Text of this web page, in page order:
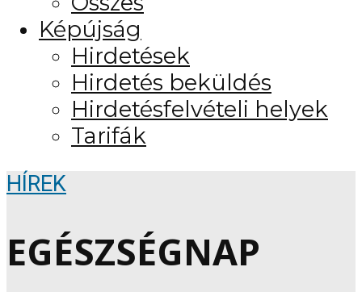
Képújság
Hirdetések
Hirdetés beküldés
Hirdetésfelvételi helyek
Tarifák
HÍREK
EGÉSZSÉGNAP